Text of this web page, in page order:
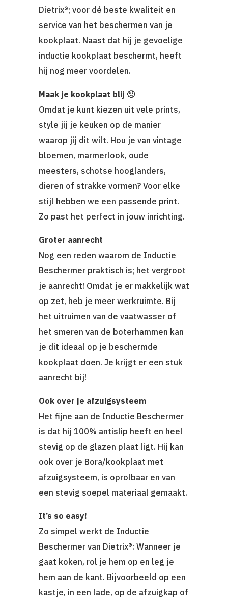
Dietrix®; voor dé beste kwaliteit en
service van het beschermen van je
kookplaat. Naast dat hij je gevoelige
inductie kookplaat beschermt, heeft
hij nog meer voordelen.
Maak je kookplaat blij 🙂
Omdat je kunt kiezen uit vele prints,
style jij je keuken op de manier
waarop jij dit wilt. Hou je van vintage
bloemen, marmerlook, oude
meesters, schotse hooglanders,
dieren of strakke vormen? Voor elke
stijl hebben we een passende print.
Zo past het perfect in jouw inrichting.
Groter aanrecht
Nog een reden waarom de Inductie
Beschermer praktisch is; het vergroot
je aanrecht! Omdat je er makkelijk wat
op zet, heb je meer werkruimte. Bij
het uitruimen van de vaatwasser of
het smeren van de boterhammen kan
je dit ideaal op je beschermde
kookplaat doen. Je krijgt er een stuk
aanrecht bij!
Ook over je afzuigsysteem
Het fijne aan de Inductie Beschermer
is dat hij 100% antislip heeft en heel
stevig op de glazen plaat ligt. Hij kan
ook over je Bora/kookplaat met
afzuigsysteem, is oprolbaar en van
een stevig soepel materiaal gemaakt.
It’s so easy!
Zo simpel werkt de Inductie
Beschermer van Dietrix®: Wanneer je
gaat koken, rol je hem op en leg je
hem aan de kant. Bijvoorbeeld op een
kastje, in een lade, op de afzuigkap of